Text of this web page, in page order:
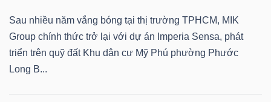
Sau nhiều năm vắng bóng tại thị trường TPHCM, MIK
Group chính thức trở lại với dự án Imperia Sensa, phát
triển trên quỹ đất Khu dân cư Mỹ Phú phường Phước
Long B...
Tất cả Cổ phiếu Chỉ số Chứng chỉ quỹ
Lãnh
đạo